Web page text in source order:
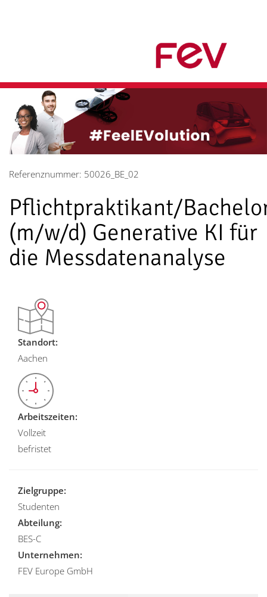
Referenznummer: 50026_BE_02
Pflichtpraktikant/
(m/w/d) Generative KI für
die Messdatenanalyse
Standort:
Aachen
Arbeitszeiten:
Vollzeit
befristet
Zielgruppe:
Studenten
Abteilung:
BES-C
Unternehmen:
FEV Europe GmbH